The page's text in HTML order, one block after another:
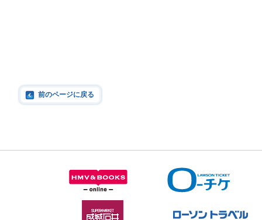
前のページに戻る